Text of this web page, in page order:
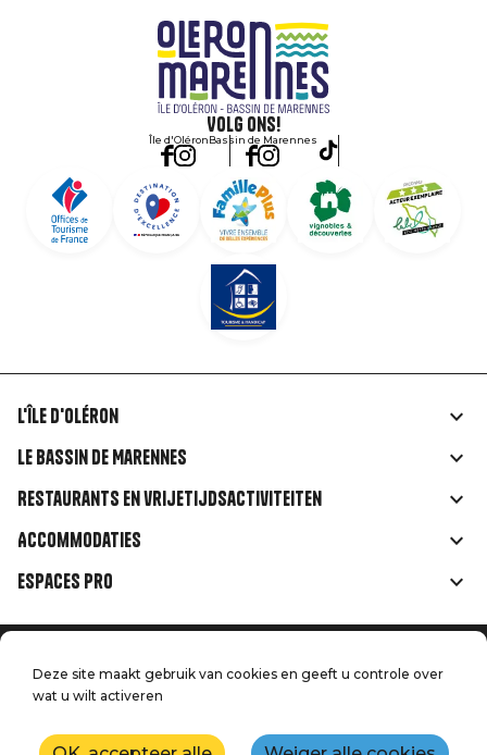
Volg ons!
Île d'OléronBassin de Marennes
Liens
rubriques
L'île d'Oléron
Le Bassin de Marennes
Restaurants en vrijetijdsactiviteiten
Accommodaties
Espaces Pro
Menu
Juridische informatie
Druk op
Neem contact met ons op
Deze site maakt gebruik van cookies en geeft u controle over
wat u wilt activeren